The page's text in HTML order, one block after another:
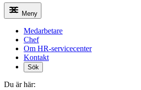
Meny
Medarbetare
Chef
Om HR-servicecenter
Kontakt
Sök
Du är här: